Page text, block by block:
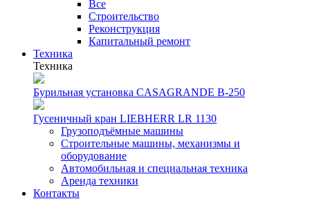
Все
Строительство
Реконструкция
Капитальный ремонт
Техника
Техника
Бурильная установка CASAGRANDE B-250
Гусеничный кран LIEBHERR LR 1130
Грузоподъёмные машины
Строительные машины, механизмы и
оборудование
Автомобильная и специальная техника
Аренда техники
Контакты